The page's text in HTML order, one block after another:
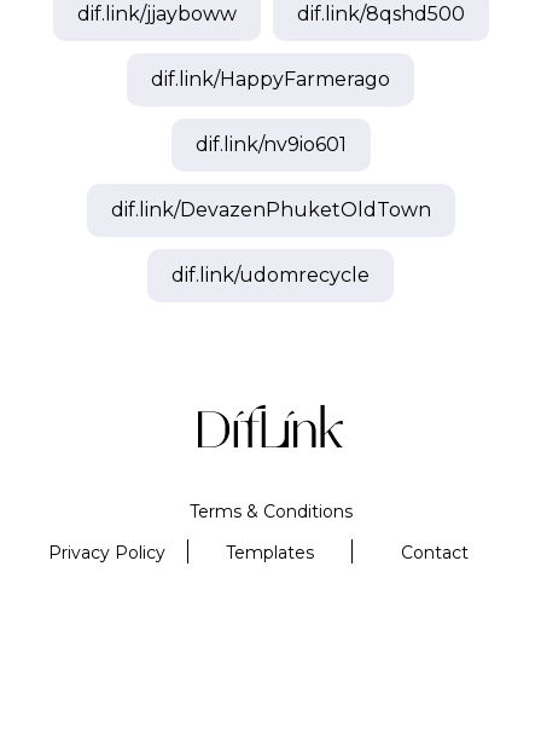
dif.link/jjayboww dif.link/8qshd500
dif.link/HappyFarmerago
dif.link/nv9io601
dif.link/DevazenPhuketOldTown
dif.link/udomrecycle
Terms & Conditions
Privacy Policy
Templates Contact